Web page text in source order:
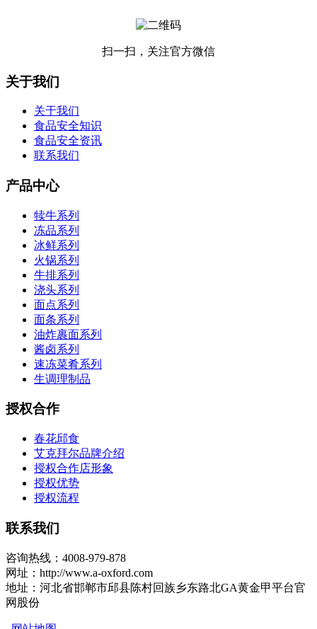
扫一扫，关注官方微信
关于我们
关于我们
食品安全知识
食品安全资讯
联系我们
产品中心
犊牛系列
冻品系列
冰鲜系列
火锅系列
牛排系列
浇头系列
面点系列
面条系列
油炸裹面系列
酱卤系列
速冻菜肴系列
生调理制品
授权合作
春花邱食
艾克拜尔品牌介绍
授权合作店形象
授权优势
授权流程
联系我们
咨询热线：4008-979-878
网址：http://www.a-oxford.com
地址：河北省邯郸市邱县陈村回族乡东路北GA黄金甲平台官
网股份